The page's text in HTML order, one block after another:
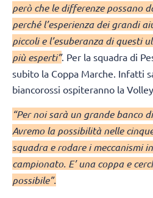
però che le differenze possano
perché l’esperienza dei grandi
piccoli e l’esuberanza di questi
più esperti”. Per la squadra di
subito la Coppa Marche. Infatti
biancorossi ospiteranno la
“Per noi sarà un grande banco
Avremo la possibilità nelle
squadra e rodare i meccanismi
campionato. E’ una coppa e
possibile”.